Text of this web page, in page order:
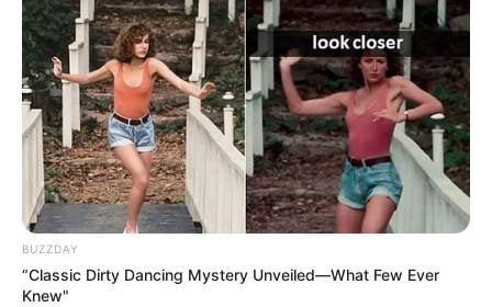
BUZZDAY
“Classic Dirty Dancing Mystery Unveiled—What Few Ever
Knew"